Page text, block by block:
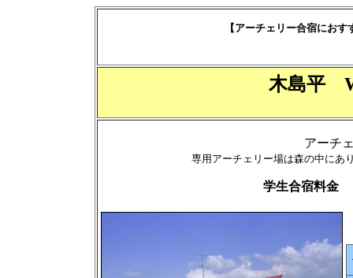
【アーチェリー合宿にお
木島平
アーチ
専用アーチェリー場は森の中にあ
学生合宿料金